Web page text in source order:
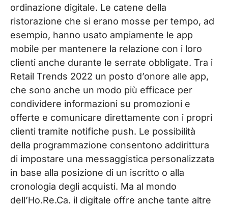
ordinazione digitale. Le catene della
ristorazione che si erano mosse per tempo, ad
esempio, hanno usato ampiamente le app
mobile per mantenere la relazione con i loro
clienti anche durante le serrate obbligate. Tra i
Retail Trends 2022 un posto d’onore alle app,
che sono anche un modo più efficace per
condividere informazioni su promozioni e
offerte e comunicare direttamente con i propri
clienti tramite notifiche push. Le possibilità
della programmazione consentono addirittura
di impostare una messaggistica personalizzata
in base alla posizione di un iscritto o alla
cronologia degli acquisti. Ma al mondo
dell’Ho.Re.Ca. il digitale offre anche tante altre